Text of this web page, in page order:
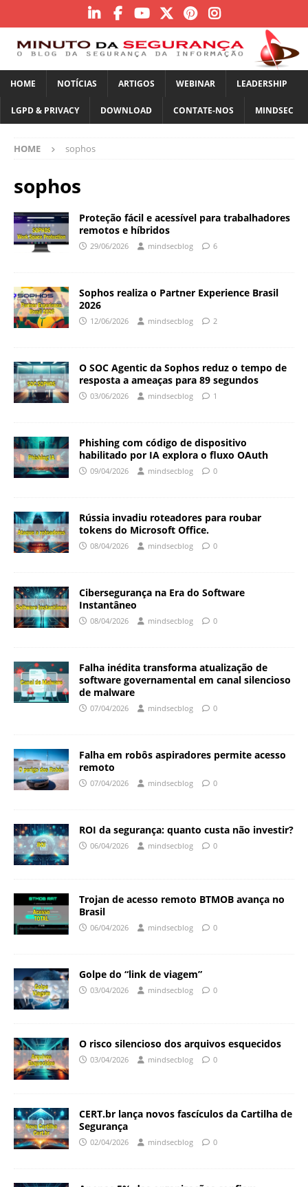
HOME NOTÍCIAS ARTIGOS WEBINAR LEADERSHIP
LGPD & PRIVACY DOWNLOAD CONTATE-NOS MINDSEC
HOME sophos
sophos
Proteção fácil e acessível para trabalhadores
remotos e híbridos
29/06/2026 mindsecblog 6
Sophos realiza o Partner Experience Brasil
2026
12/06/2026 mindsecblog 2
O SOC Agentic da Sophos reduz o tempo de
resposta a ameaças para 89 segundos
03/06/2026 mindsecblog 1
Phishing com código de dispositivo
habilitado por IA explora o fluxo OAuth
09/04/2026 mindsecblog 0
Rússia invadiu roteadores para roubar
tokens do Microsoft Office.
08/04/2026 mindsecblog 0
Cibersegurança na Era do Software
Instantâneo
08/04/2026 mindsecblog 0
Falha inédita transforma atualização de
software governamental em canal silencioso
de malware
07/04/2026 mindsecblog 0
Falha em robôs aspiradores permite acesso
remoto
07/04/2026 mindsecblog 0
ROI da segurança: quanto custa não investir?
06/04/2026 mindsecblog 0
Trojan de acesso remoto BTMOB avança no
Brasil
06/04/2026 mindsecblog 0
Golpe do “link de viagem”
03/04/2026 mindsecblog 0
O risco silencioso dos arquivos esquecidos
03/04/2026 mindsecblog 0
CERT.br lança novos fascículos da Cartilha de
Segurança
02/04/2026 mindsecblog 0